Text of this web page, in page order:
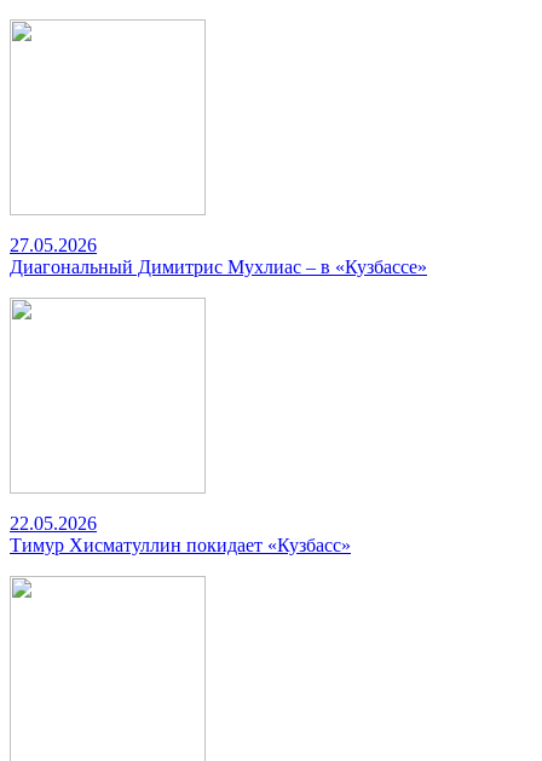
27.05.2026
Диагональный Димитрис Мухлиас – в «Кузбассе»
22.05.2026
Тимур Хисматуллин покидает «Кузбасс»